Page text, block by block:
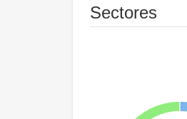
Sectores